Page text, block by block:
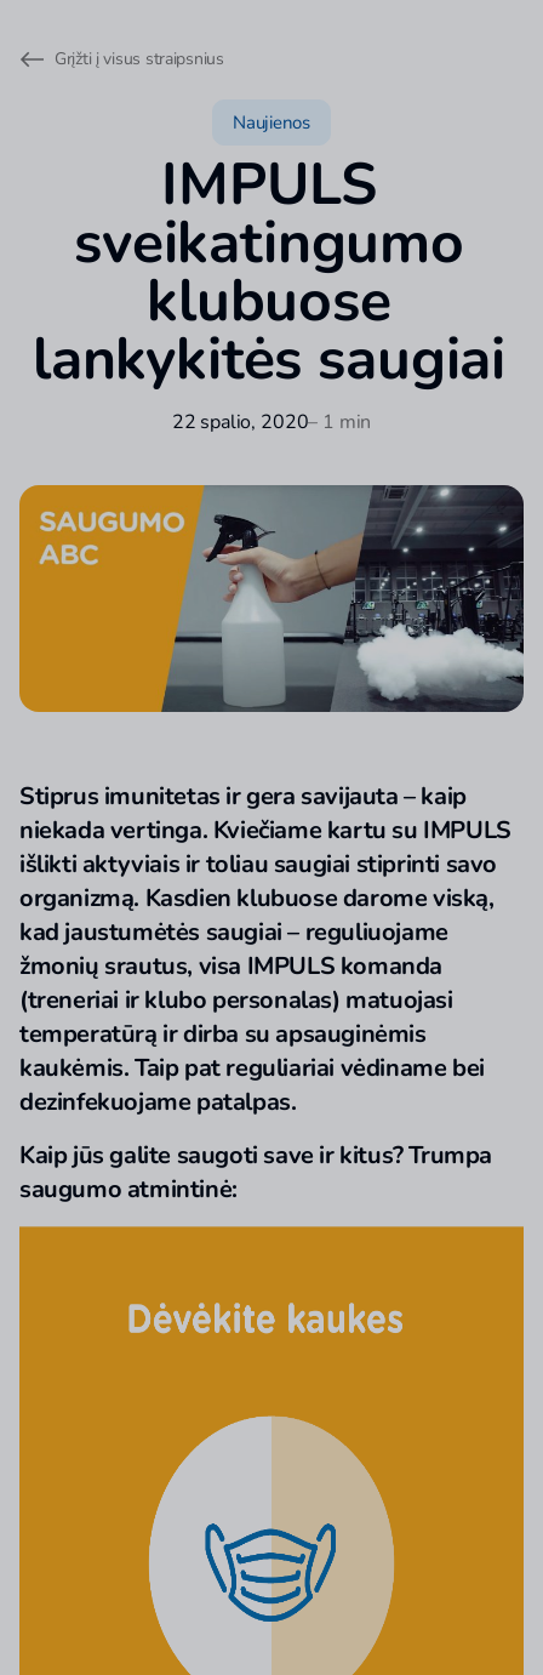
Grįžti į visus straipsnius
Naujienos
IMPULS
sveikatingumo
klubuose
lankykitės saugiai
22 spalio, 2020– 1 min
Stiprus imunitetas ir gera savijauta – kaip
niekada vertinga. Kviečiame kartu su IMPULS
išlikti aktyviais ir toliau saugiai stiprinti savo
organizmą. Kasdien klubuose darome viską,
kad jaustumėtės saugiai – reguliuojame
žmonių srautus, visa IMPULS komanda
(treneriai ir klubo personalas) matuojasi
temperatūrą ir dirba su apsauginėmis
kaukėmis. Taip pat reguliariai vėdiname bei
dezinfekuojame patalpas.
Kaip jūs galite saugoti save ir kitus? Trumpa
saugumo atmintinė: